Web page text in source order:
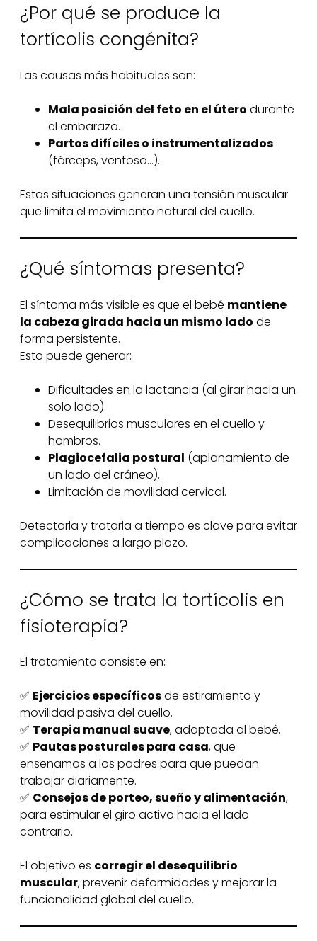
¿Por qué se produce la
tortícolis congénita?
Las causas más habituales son:
Mala posición del feto en el útero durante
el embarazo.
Partos difíciles o instrumentalizados
(fórceps, ventosa…).
Estas situaciones generan una tensión muscular
que limita el movimiento natural del cuello.
¿Qué síntomas presenta?
El síntoma más visible es que el bebé mantiene
la cabeza girada hacia un mismo lado de
forma persistente.
Esto puede generar:
Dificultades en la lactancia (al girar hacia un
solo lado).
Desequilibrios musculares en el cuello y
hombros.
Plagiocefalia postural (aplanamiento de
un lado del cráneo).
Limitación de movilidad cervical.
Detectarla y tratarla a tiempo es clave para evitar
complicaciones a largo plazo.
¿Cómo se trata la tortícolis en
fisioterapia?
El tratamiento consiste en:
✅ Ejercicios específicosde estiramiento y
movilidad pasiva del cuello.
✅ Terapia manual suave, adaptada al bebé.
✅ Pautas posturales para casa, que
enseñamos a los padres para que puedan
trabajar diariamente.
✅ Consejos de porteo, sueño y alimentación,
para estimular el giro activo hacia el lado
contrario.
El objetivo es corregir el desequilibrio
muscular, prevenir deformidades y mejorar la
funcionalidad global del cuello.